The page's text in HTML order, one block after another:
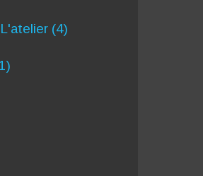
(4)